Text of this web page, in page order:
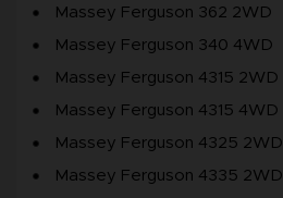
Massey Ferguson 362 2WD
Massey Ferguson 340 4WD
Massey Ferguson 4315 2WD
Massey Ferguson 4315 4WD
Massey Ferguson 4325 2WD
Massey Ferguson 4335 2WD